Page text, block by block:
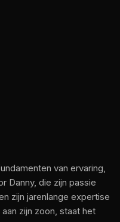
van ervaring,
Danny, die zijn passie
zijn jarenlange expertise
zijn zoon, staat het